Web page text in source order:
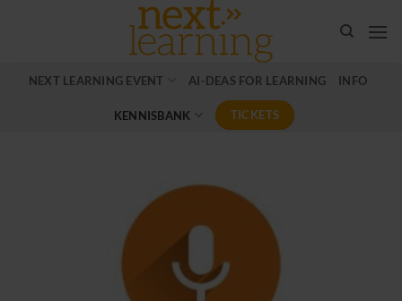
NEXT LEARNING EVENT AI-DEAS FOR LEARNING INFO
KENNISBANK TICKETS